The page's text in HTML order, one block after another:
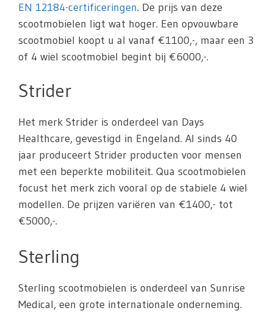
EN 12184-certificeringen. De prijs van deze
scootmobielen ligt wat hoger. Een opvouwbare
scootmobiel koopt u al vanaf €1100,-, maar een 3
of 4 wiel scootmobiel begint bij €6000,-.
Strider
Het merk Strider is onderdeel van Days
Healthcare, gevestigd in Engeland. Al sinds 40
jaar produceert Strider producten voor mensen
met een beperkte mobiliteit. Qua scootmobielen
focust het merk zich vooral op de stabiele 4 wiel
modellen. De prijzen variëren van €1400,- tot
€5000,-.
Sterling
Sterling scootmobielen is onderdeel van Sunrise
Medical, een grote internationale onderneming.